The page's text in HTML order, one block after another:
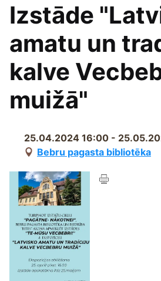
Izstāde
amatu un
kalve
muižā"
25.04.2024 16:00 -
Bebru pagasta bibliotēka